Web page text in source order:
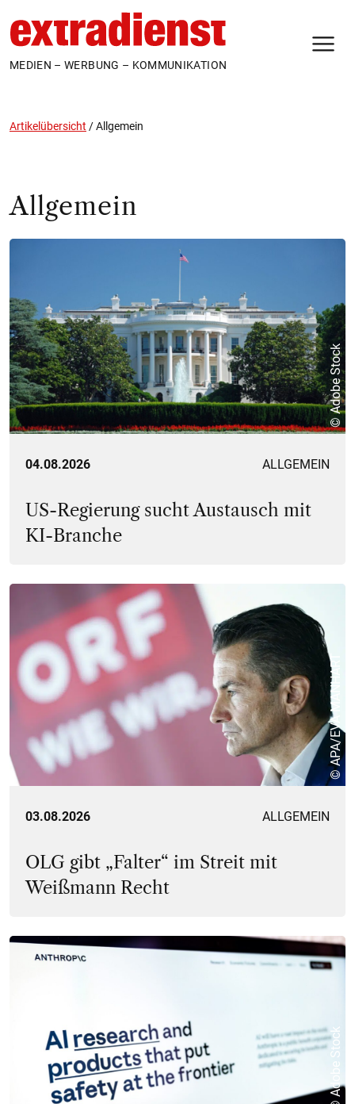
MEDIEN – WERBUNG – KOMMUNIKATION
Artikelübersicht /Allgemein
Allgemein
© Adobe Stock
04.08.2026 ALLGEMEIN
US-Regierung sucht Austausch mit
KI-Branche
© APA/EVA MANHART
03.08.2026 ALLGEMEIN
OLG gibt „Falter“ im Streit mit
Weißmann Recht
© Adobe Stock